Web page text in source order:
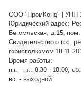
ООО "ПромКонд" | УНП
Юридический адрес:
Бегомльская, д.15, пом.
Свидетельство о гос.
горисполкомом
Время работы:
пн. - пт.: 8:30 - 18:00,
вс. - выходной